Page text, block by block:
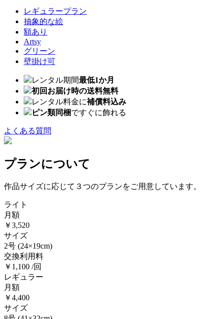
レギュラープラン
抽象的な絵
額あり
Artsy
グリーン
壁掛け可
レンタル期間最低1か月
初回お届け時の送料無料
レンタル料金に補償料込み
ピン類同梱ですぐに飾れる
よくある質問
プランについて
作品サイズに応じて３つのプランをご用意しています。
ライト
月額
￥3,520
サイズ
2号 (24×19cm)
交換利用料
￥1,100 /回
レギュラー
月額
￥4,400
サイズ